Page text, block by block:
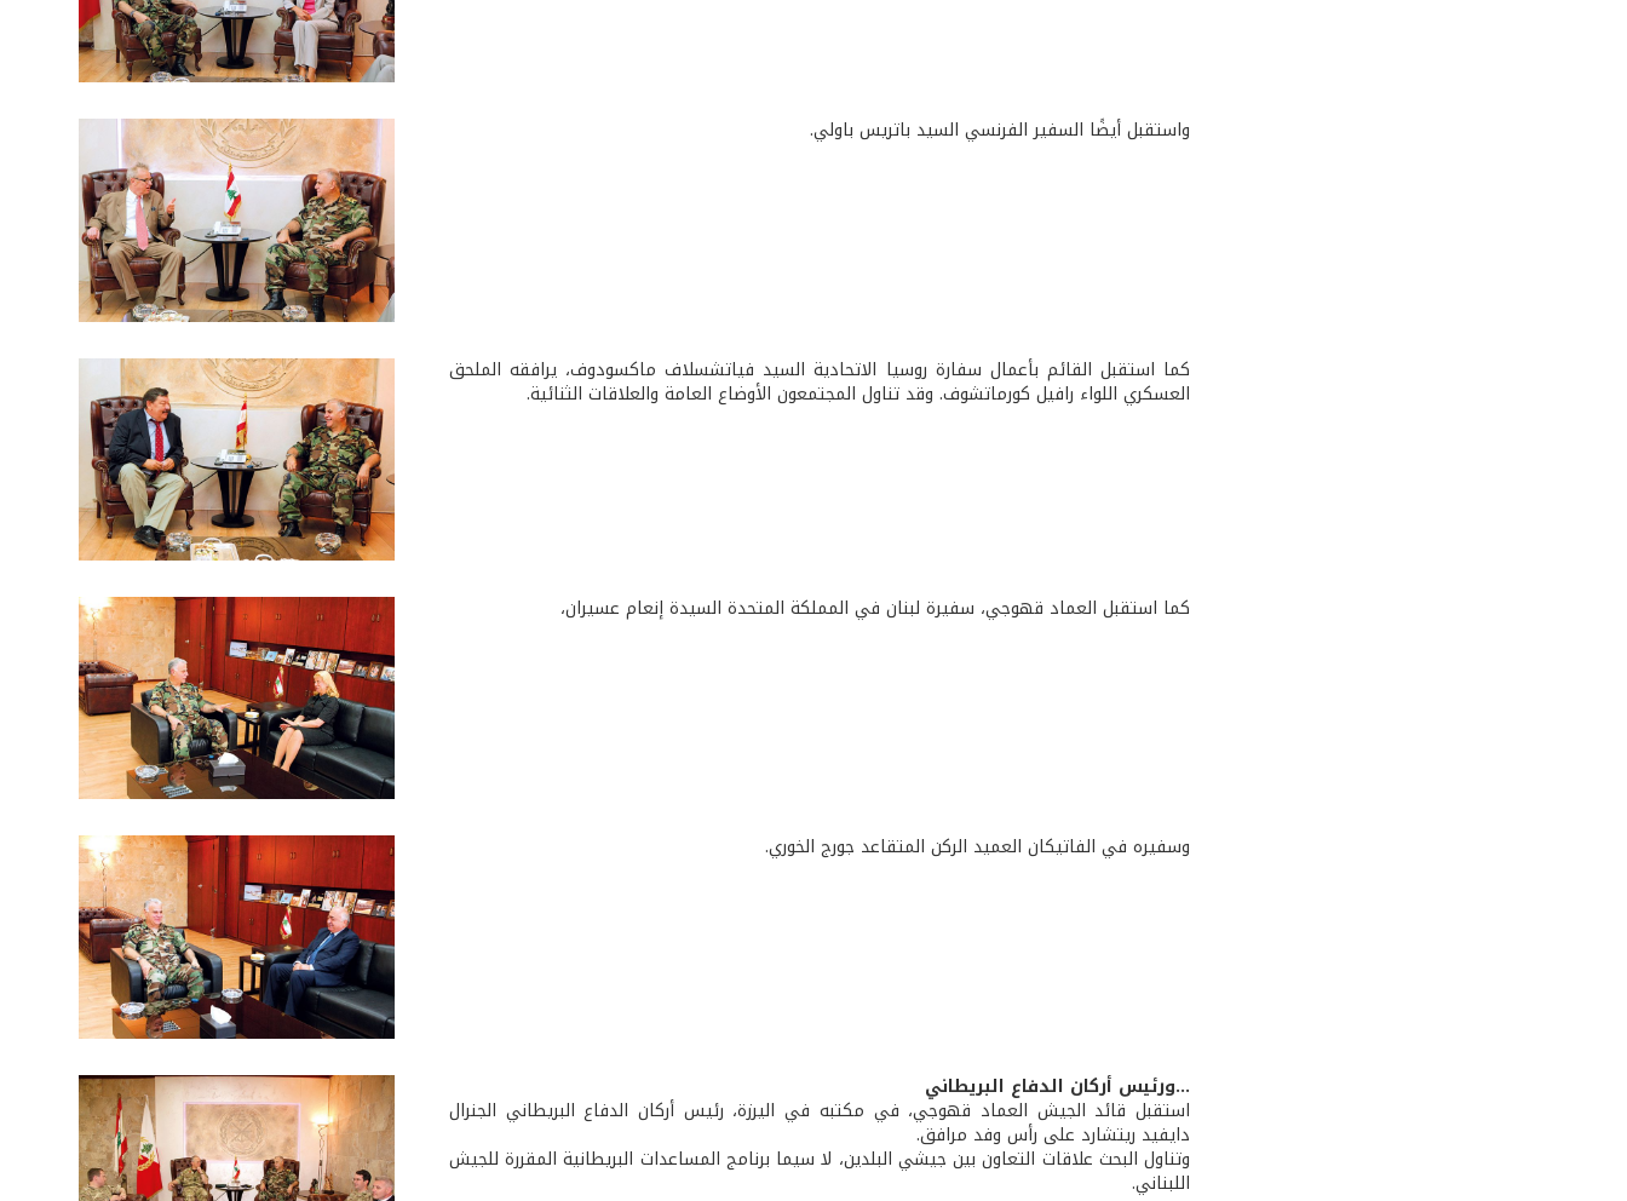
واستقبل أيضًا السفير الفرنسي السيد باتريس باولي.
كما استقبل القائم بأعمال سفارة روسيا الاتحادية السيد فياتشسلاف ماكسودوف، يرافقه الملحق
العسكري اللواء رافيل كورماتشوف. وقد تناول المجتمعون الأوضاع العامة والعلاقات الثنائية.
كما استقبل العماد قهوجي، سفيرة لبنان في المملكة المتحدة السيدة إنعام عسيران،
وسفيره في الفاتيكان العميد الركن المتقاعد جورج الخوري.
...ورئيس أركان الدفاع البريطاني
استقبل قائد الجيش العماد قهوجي، في مكتبه في اليرزة، رئيس أركان الدفاع البريطاني الجنرال
دايفيد ريتشارد على رأس وفد مرافق.
وتناول البحث علاقات التعاون بين جيشي البلدين، لا سيما برنامج المساعدات البريطانية المقررة للجيش
اللبناني.